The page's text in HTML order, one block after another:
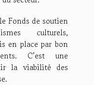
Fonds de soutien
culturels,
en place par bon
C’est une
la viabilité des